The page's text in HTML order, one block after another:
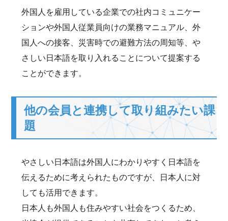
外国人を雇用している企業での社内コミュニケー
ションや外国人従業員向けの業務マニュアル、外
国人への接客、災害時での避難方法の周知等、や
さしい日本語を取り入れることについて提案する
ことができます。
他の会員と連携して取り組みたい課
題
やさしい日本語は外国人にわかりやすく日本語を
伝えるために考えられたものですが、日本人に対
しても活用できます。
日本人も外国人も住みやすい社会をつくるため、